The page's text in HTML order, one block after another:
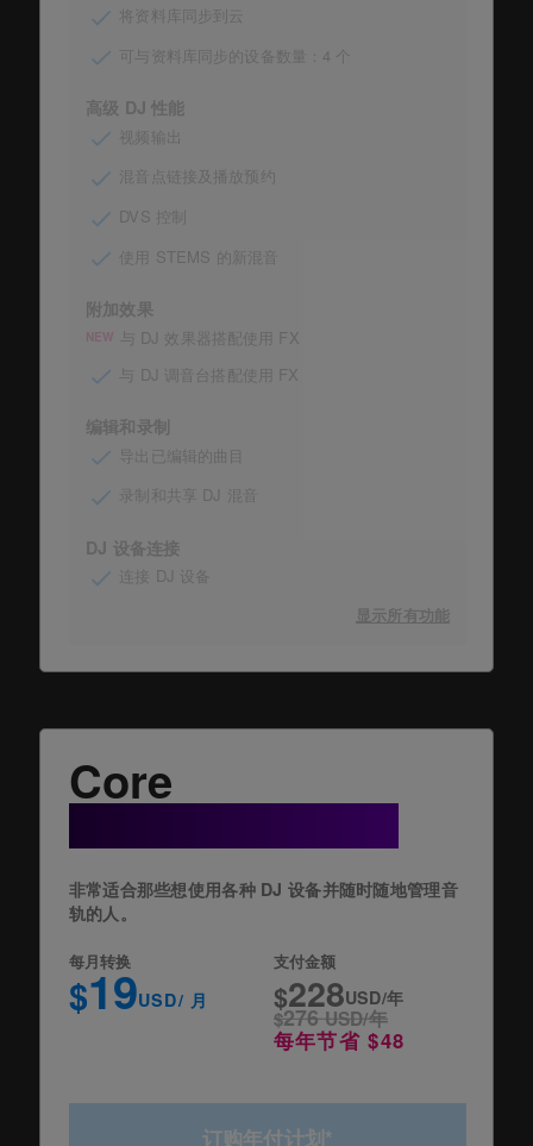
将资料库同步到云
可与资料库同步的设备数量：4 个
高级 DJ 性能
视频输出
混音点链接及播放预约
DVS 控制
使用 STEMS 的新混音
附加效果
NEW
与 DJ 效果器搭配使用 FX
与 DJ 调音台搭配使用 FX
编辑和录制
导出已编辑的曲目
录制和共享 DJ 混音
DJ 设备连接
连接 DJ 设备
显示所有功能
Core
+ Cloud Option
非常适合那些想使用各种 DJ 设备并随时随地管理音
轨的人。
每月转换
$19USD/ 月
支付金额
$228USD/年
$276USD/年
每年节省 $48
订购年付计划*